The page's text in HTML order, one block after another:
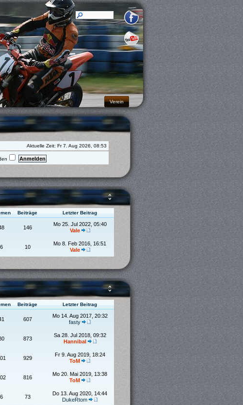
Verein
Aktuelle Zeit: Fr 7. Aug 2026, 08:53
Beiträge Letzter Beitrag
146
Mo 25. Jul 2022, 05:40
Vale
6 10
Mo 8. Feb 2016, 16:51
Vale
Beiträge Letzter Beitrag
607
Mo 14. Aug 2017, 20:32
fasty
873
Sa 28. Jul 2018, 09:32
Hannibal
929
Fr 9. Aug 2019, 18:24
ToM
816
Mo 20. Mai 2019, 13:38
ToM
6 73
Do 13. Aug 2020, 14:44
DukeRtom